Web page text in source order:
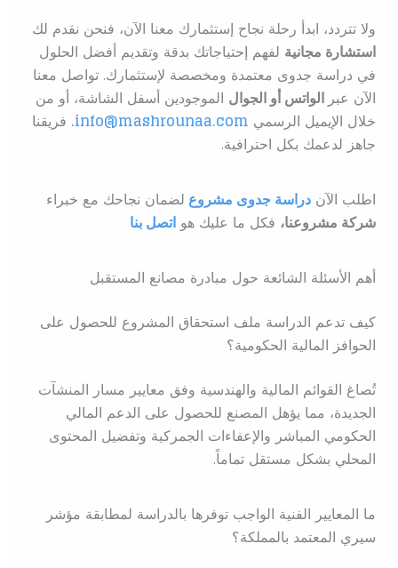
ولا تتردد، ابدأ رحلة نجاح إستثمارك معنا الآن، فنحن نقدم لك
استشارة مجانيةلفهم إحتياجاتك بدقة وتقديم أفضل الحلول
في دراسة جدوى معتمدة ومخصصة لإستثمارك. تواصل معنا
الآن عبرالواتس أو الجوالالموجودين أسفل الشاشة، أو من
خلال الإيميل الرسمي info@mashrounaa.com
.فريقنا
جاهز لدعمك بكل احترافية.
اطلب الآن دراسة جدوى مشروع لضمان نجاحك مع خبراء
شركة مشروعنا،فكل ما عليك هو اتصل بنا
أهم الأسئلة الشائعة حول مبادرة مصانع المستقبل
كيف تدعم الدراسة ملف استحقاق المشروع للحصول على
الحوافز المالية الحكومية؟
تُصاغ القوائم المالية والهندسية وفق معايير مسار المنشآت
الجديدة، مما يؤهل المصنع للحصول على الدعم المالي
الحكومي المباشر والإعفاءات الجمركية وتفضيل المحتوى
المحلي بشكل مستقل تماماً.
ما المعايير الفنية الواجب توفرها بالدراسة لمطابقة مؤشر
سيري المعتمد بالمملكة؟